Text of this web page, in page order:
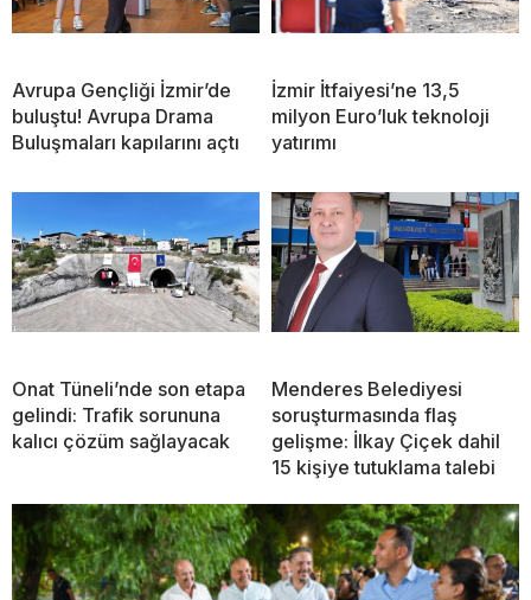
Avrupa Gençliği İzmir’de
buluştu! Avrupa Drama
Buluşmaları kapılarını açtı
İzmir İtfaiyesi’ne 13,5
milyon Euro’luk teknoloji
yatırımı
Onat Tüneli’nde son etapa
gelindi: Trafik sorununa
kalıcı çözüm sağlayacak
Menderes Belediyesi
soruşturmasında flaş
gelişme: İlkay Çiçek dahil
15 kişiye tutuklama talebi